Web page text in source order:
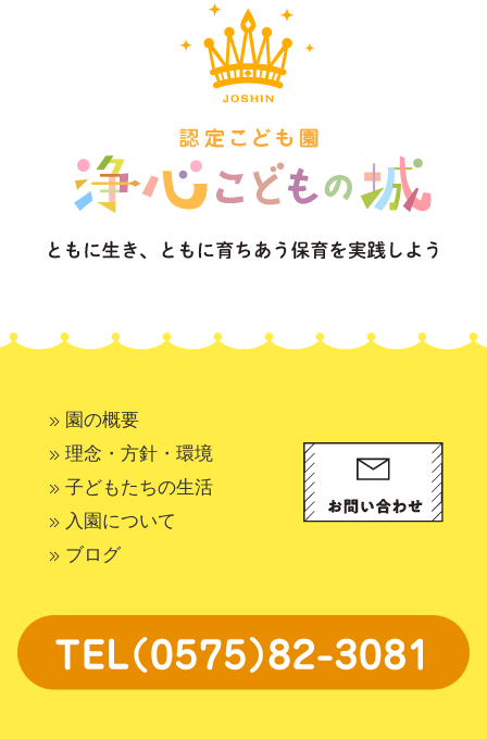
園の概要
理念・方針・環境
子どもたちの生活
入園について
ブログ